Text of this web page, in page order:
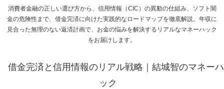
消費者金融の正しい選び方から、信用情報（CIC）の異動の仕組み、ソフト闇
金の危険性まで、借金完済に向けた実践的なロードマップを徹底解説。年収に
見合った無理のない返済計画で、お金の悩みを解決するリアルなマネーハック
をお届けします。
借金完済と信用情報のリアル戦略｜結城智のマネーハ
ック